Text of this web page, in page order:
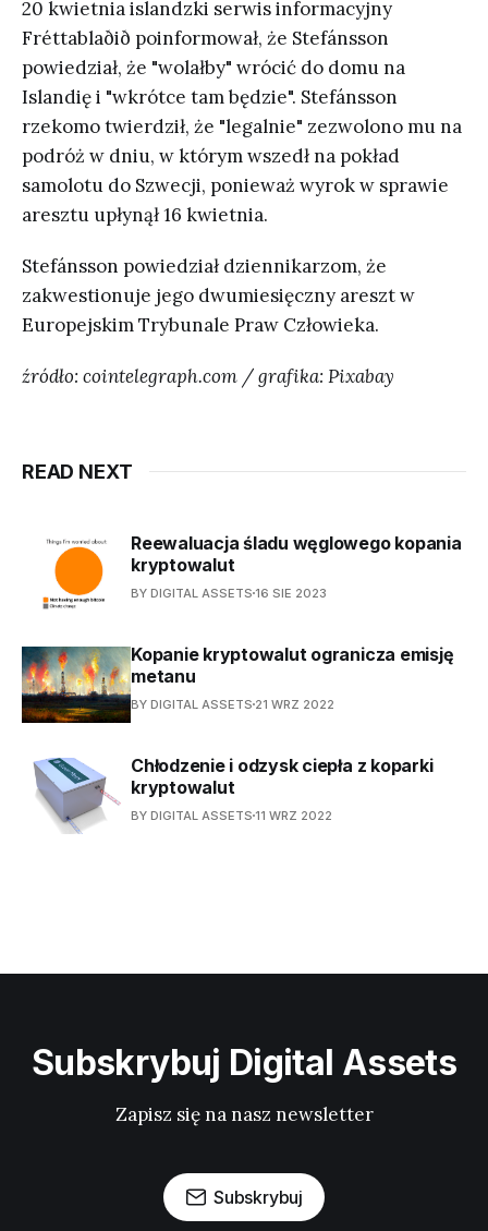
20 kwietnia islandzki serwis informacyjny
Fréttablaðið poinformował, że Stefánsson
powiedział, że "wolałby" wrócić do domu na
Islandię i "wkrótce tam będzie". Stefánsson
rzekomo twierdził, że "legalnie" zezwolono mu na
podróż w dniu, w którym wszedł na pokład
samolotu do Szwecji, ponieważ wyrok w sprawie
aresztu upłynął 16 kwietnia.
Stefánsson powiedział dziennikarzom, że
zakwestionuje jego dwumiesięczny areszt w
Europejskim Trybunale Praw Człowieka.
źródło: cointelegraph.com / grafika: Pixabay
READ NEXT
Reewaluacja śladu węglowego kopania
kryptowalut
BY DIGITAL ASSETS 16 SIE 2023
Kopanie kryptowalut ogranicza emisję
metanu
BY DIGITAL ASSETS 21 WRZ 2022
Chłodzenie i odzysk ciepła z koparki
kryptowalut
BY DIGITAL ASSETS 11 WRZ 2022
Subskrybuj Digital Assets
Zapisz się na nasz newsletter
Subskrybuj